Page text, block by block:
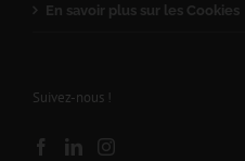
En savoir plus sur les Cookies
Suivez-nous !